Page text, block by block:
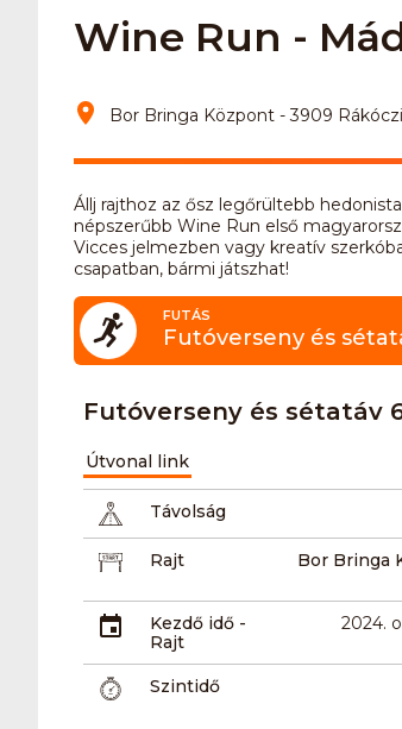
Wine Run -
Bor Bringa Központ - 3909
Állj rajthoz az ősz legőrültebb
népszerűbb Wine Run első
Vicces jelmezben vagy kreatív
csapatban, bármi játszhat!
FUTÁS
Futóverseny és
Futóverseny és sétatáv
Útvonal link
Távolság
Rajt
Bor Bringa
Kezdő idő -
Rajt
2024.
Szintidő